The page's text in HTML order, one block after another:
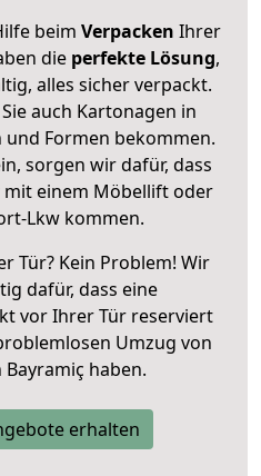
beim Verpacken Ihrer
die perfekte Lösung,
alles sicher verpackt.
auch Kartonagen in
Formen bekommen.
sorgen wir dafür, dass
einem Möbellift oder
Lkw kommen.
Tür? Kein Problem! Wir
dafür, dass eine
vor Ihrer Tür reserviert
Umzug von
haben.
erhalten